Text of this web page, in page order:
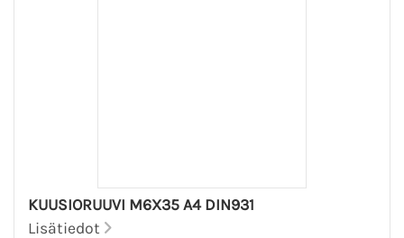
KUUSIORUUVI M6X35 A4 DIN931
Lisätiedot